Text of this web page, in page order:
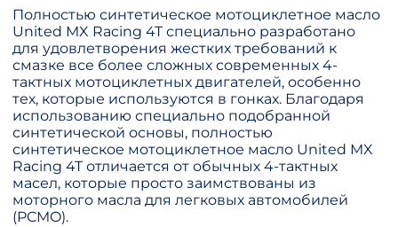
Полностью синтетическое мотоциклетное масло
United MX Racing 4T специально разработано
для удовлетворения жестких требований к
смазке все более сложных современных 4-
тактных мотоциклетных двигателей, особенно
тех, которые используются в гонках. Благодаря
использованию специально подобранной
синтетической основы, полностью
синтетическое мотоциклетное масло United MX
Racing 4T отличается от обычных 4-тактных
масел, которые просто заимствованы из
моторного масла для легковых автомобилей
(PCMO).